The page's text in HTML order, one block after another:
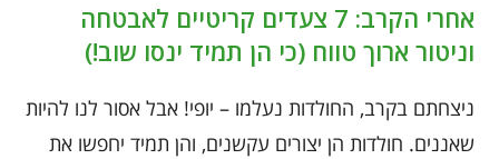
אחרי הקרב: 7 צעדים קריטיים לאבטחה
וניטור ארוך טווח (כי הן תמיד ינסו שוב!)
ניצחתם בקרב, החולדות נעלמו – יופי! אבל אסור לנו להיות
שאננים. חולדות הן יצורים עקשנים, והן תמיד יחפשו את